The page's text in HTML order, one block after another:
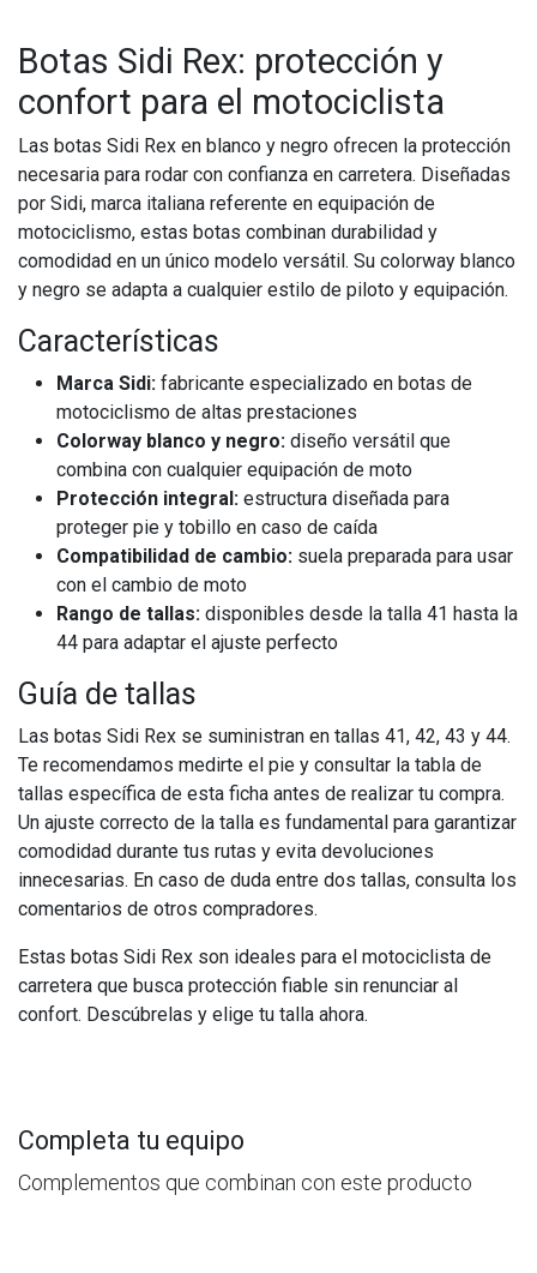
Botas Sidi Rex: protección y
confort para el motociclista
Las botas Sidi Rex en blanco y negro ofrecen la protección
necesaria para rodar con confianza en carretera. Diseñadas
por Sidi, marca italiana referente en equipación de
motociclismo, estas botas combinan durabilidad y
comodidad en un único modelo versátil. Su colorway blanco
y negro se adapta a cualquier estilo de piloto y equipación.
Características
Marca Sidi: fabricante especializado en botas de
motociclismo de altas prestaciones
Colorway blanco y negro: diseño versátil que
combina con cualquier equipación de moto
Protección integral: estructura diseñada para
proteger pie y tobillo en caso de caída
Compatibilidad de cambio: suela preparada para usar
con el cambio de moto
Rango de tallas: disponibles desde la talla 41 hasta la
44 para adaptar el ajuste perfecto
Guía de tallas
Las botas Sidi Rex se suministran en tallas 41, 42, 43 y 44.
Te recomendamos medirte el pie y consultar la tabla de
tallas específica de esta ficha antes de realizar tu compra.
Un ajuste correcto de la talla es fundamental para garantizar
comodidad durante tus rutas y evita devoluciones
innecesarias. En caso de duda entre dos tallas, consulta los
comentarios de otros compradores.
Estas botas Sidi Rex son ideales para el motociclista de
carretera que busca protección fiable sin renunciar al
confort. Descúbrelas y elige tu talla ahora.
Completa tu equipo
Complementos que combinan con este producto